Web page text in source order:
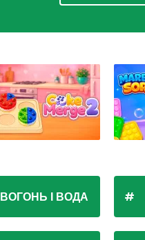
ВОГОНЬ І ВОДА